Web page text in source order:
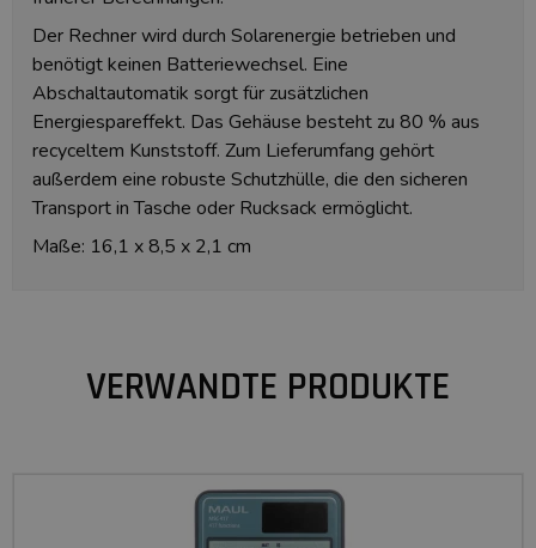
Der Rechner wird durch Solarenergie betrieben und
benötigt keinen Batteriewechsel. Eine
Abschaltautomatik sorgt für zusätzlichen
Energiespareffekt. Das Gehäuse besteht zu 80 % aus
recyceltem Kunststoff. Zum Lieferumfang gehört
außerdem eine robuste Schutzhülle, die den sicheren
Transport in Tasche oder Rucksack ermöglicht.
Maße: 16,1 x 8,5 x 2,1 cm
VERWANDTE PRODUKTE